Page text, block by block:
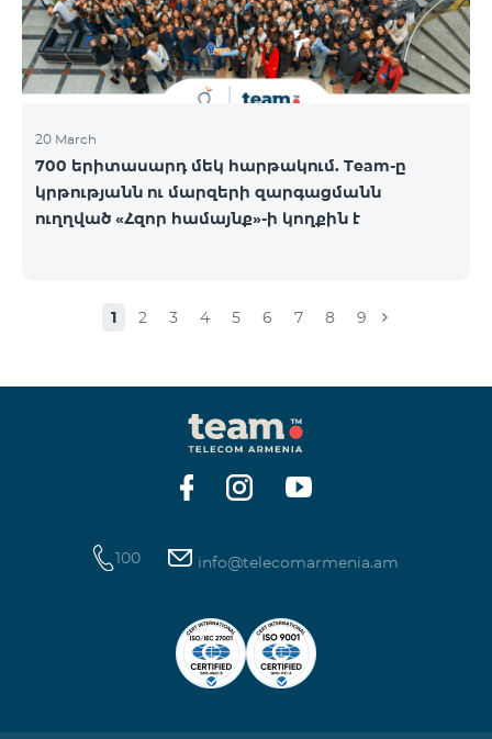
20 March
700 երիտասարդ մեկ հարթակում. Team-ը
կրթությանն ու մարզերի զարգացմանն
ուղղված «Հզոր համայնք»-ի կողքին է
1 2 3 4 5 6 7 8 9
100 info@telecomarmenia.am